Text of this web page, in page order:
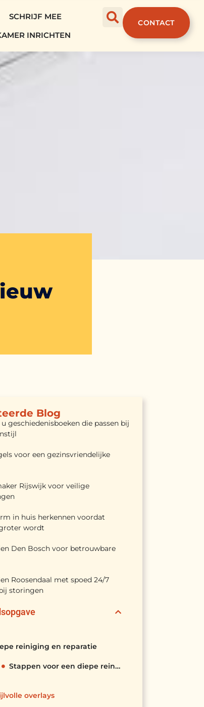
SCHRIJF MEE
INRICHTEN
CONTACT
Blog
geschiedenisboeken die passen bij
voor een gezinsvriendelijke
Rijswijk voor veilige
in huis herkennen voordat
wordt
Den Bosch voor betrouwbare
Roosendaal met spoed 24/7
storingen
reiniging en reparatie
Stappen voor een diepe reiniging:
overlays